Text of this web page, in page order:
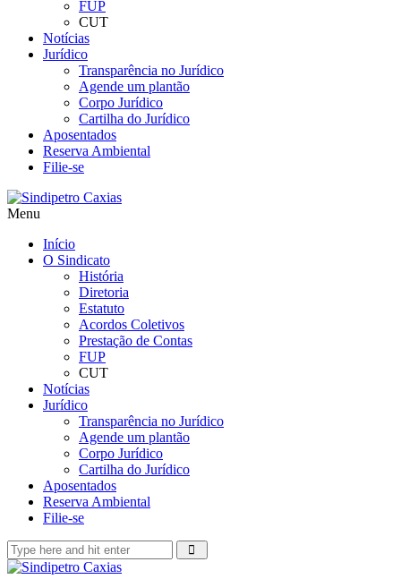
FUP
CUT
Notícias
Jurídico
Transparência no Jurídico
Agende um plantão
Corpo Jurídico
Cartilha do Jurídico
Aposentados
Reserva Ambiental
Filie-se
Menu
Início
O Sindicato
História
Diretoria
Estatuto
Acordos Coletivos
Prestação de Contas
FUP
CUT
Notícias
Jurídico
Transparência no Jurídico
Agende um plantão
Corpo Jurídico
Cartilha do Jurídico
Aposentados
Reserva Ambiental
Filie-se